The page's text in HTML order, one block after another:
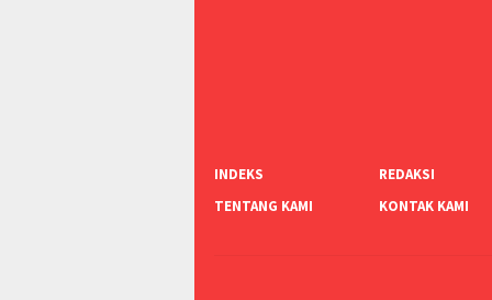
INDEKS REDAKSI
TENTANG KAMI
KONTAK KAMI